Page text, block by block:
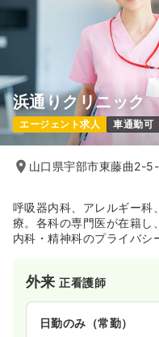
浜通りクリニック
エージェント求人 車通勤可
山口県宇部市東藤曲2-
呼吸器内科、アレルギー科
療。各科の専門医が在籍し
内科・精神科のプライバシ
外来正看護師
日勤のみ（常勤）